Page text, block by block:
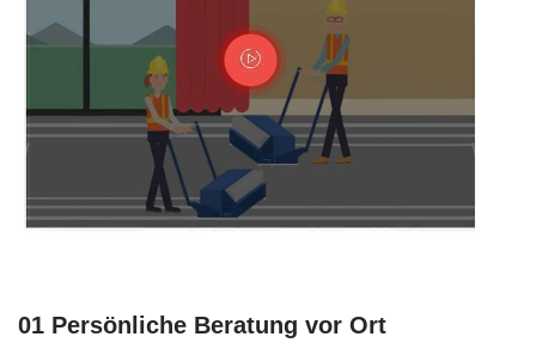
01 Persönliche Beratung vor Ort